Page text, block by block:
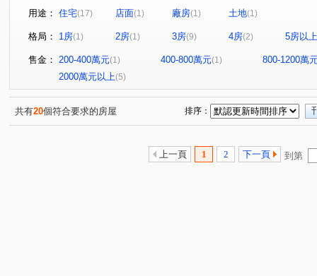
金禾莊園 捷運新都心六期 (1)
高鐵大道
智發街 文忠路 廣東二街
太子
真君路(1) 中山東路 南京路(1) (1) 光遠路
鳳學路(1) 正忠路
用途： 住宅(17) 店面(1) 廠房(1) 土地(1)
格局： 1房(1) 2房(1) 3房(9) 4房(2) 5房以上
售金： 200-400萬元(1) 400-800萬元(1)
800-1200萬
2000萬元以上(5)
共有20個符合要求的房屋 排序：
上一頁 1 2 下一頁 到第